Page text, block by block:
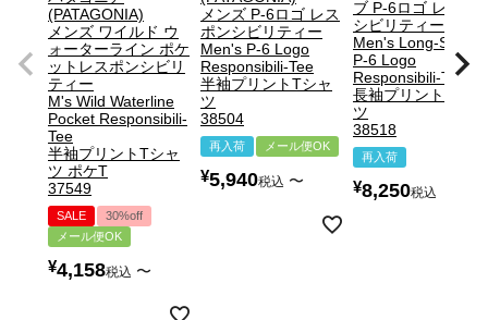
(PATAGONIA)
メンズ ワイルド ウ
ォーターライン ポケ
ットレスポンシビリ
ティー
M's Wild Waterline
Pocket Responsibili-
Tee
半袖プリントTシャ
ツ ポケT
37549
SALE
30%off
メール便OK
¥4,158税込 〜
メンズ P-6ロゴ レス
ポンシビリティー
Men's P-6 Logo
Responsibili-Tee
半袖プリントTシャ
ツ
38504
再入荷 メール便OK
¥5,940税込 〜
ブ P-6ロゴ レスポ
シビリティー
Men's Long-
P-6 Logo
Responsibili-Tee
長袖プリントTシャ
ツ
38518
再入荷
¥8,250税込